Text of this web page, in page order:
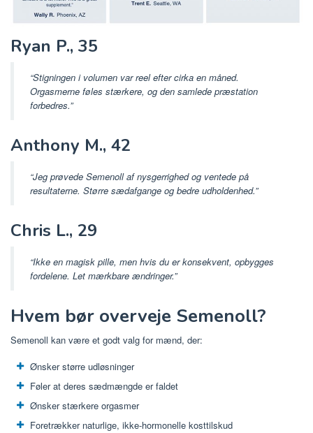
Ryan P., 35
“Stigningen i volumen var reel efter cirka en måned.
Orgasmerne føles stærkere, og den samlede præstation
forbedres.”
Anthony M., 42
“Jeg prøvede Semenoll af nysgerrighed og ventede på
resultaterne. Større sædafgange og bedre udholdenhed.”
Chris L., 29
“Ikke en magisk pille, men hvis du er konsekvent, opbygges
fordelene. Let mærkbare ændringer.”
Hvem bør overveje Semenoll?
Semenoll kan være et godt valg for mænd, der:
Ønsker større udløsninger
Føler at deres sædmængde er faldet
Ønsker stærkere orgasmer
Foretrækker naturlige, ikke-hormonelle kosttilskud